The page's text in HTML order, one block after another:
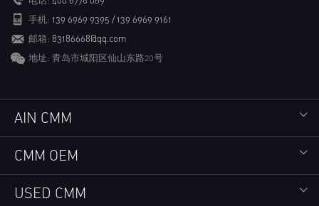
手机: 139 6969 9395 / 139 6969 9161
邮箱: 83186668@qq.com
地址: 青岛市城阳区仙山东路20号
AIN CMM
CMM OEM
USED CMM